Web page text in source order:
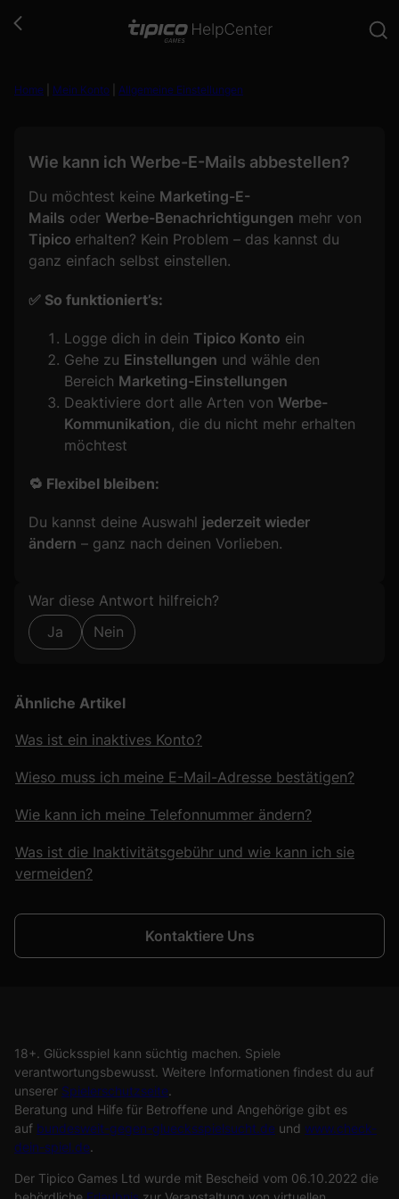
Inhalt
Home Mein Konto Allgemeine Einstellungen
Wie kann ich Werbe-E-Mails abbestellen?
Du möchtest keine Marketing-E-
Mails oder Werbe-Benachrichtigungen mehr von
Tipico erhalten? Kein Problem – das kannst du
ganz einfach selbst einstellen.
✅ So funktioniert’s:
Logge dich in dein Tipico Konto ein
Gehe zu Einstellungen und wähle den
Bereich Marketing-Einstellungen
Deaktiviere dort alle Arten von Werbe-
Kommunikation, die du nicht mehr erhalten
möchtest
🔁 Flexibel bleiben:
Du kannst deine Auswahl jederzeit wieder
ändern – ganz nach deinen Vorlieben.
Formular überspringen
War diese Antwort hilfreich?
Ja
Nein
Ähnliche Artikel
Was ist ein inaktives Konto?
Wieso muss ich meine E-Mail-Adresse bestätigen?
Wie kann ich meine Telefonnummer ändern?
Was ist die Inaktivitätsgebühr und wie kann ich sie
vermeiden?
Kontaktiere Uns
18+. Glücksspiel kann süchtig machen. Spiele
verantwortungsbewusst. Weitere Informationen findest du auf
unserer Spielerschutzseite.
Beratung und Hilfe für Betroffene und Angehörige gibt es
auf bundesweit-gegen-gluecksspielsucht.de und www.check-
dein-spiel.de.
Der Tipico Games Ltd wurde mit Bescheid vom 06.10.2022 die